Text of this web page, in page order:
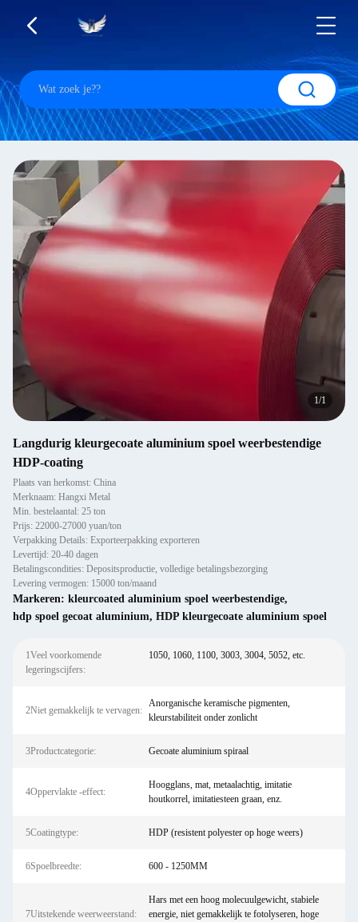
1/1
Langdurig kleurgecoate aluminium spoel weerbestendige
HDP-coating
Plaats van herkomst: China
Merknaam: Hangxi Metal
Min. bestelaantal: 25 ton
Prijs: 22000-27000 yuan/ton
Verpakking Details: Exporteerpakking exporteren
Levertijd: 20-40 dagen
Betalingscondities: Depositsproductie, volledige betalingsbezorging
Levering vermogen: 15000 ton/maand
Markeren: kleurcoated aluminium spoel weerbestendige,
hdp spoel gecoat aluminium, HDP kleurgecoate aluminium spoel
1Veel voorkomende
legeringscijfers:
1050, 1060, 1100, 3003, 3004, 5052, etc.
2Niet gemakkelijk te vervagen:
Anorganische keramische pigmenten,
kleurstabiliteit onder zonlicht
3Productcategorie: Gecoate aluminium spiraal
4Oppervlakte -effect:
Hoogglans, mat, metaalachtig, imitatie
houtkorrel, imitatiesteen graan, enz.
5Coatingtype: HDP (resistent polyester op hoge weers)
6Spoelbreedte: 600 - 1250MM
7Uitstekende weerweerstand:
Hars met een hoog molecuulgewicht, stabiele
energie, niet gemakkelijk te fotolyseren, hoge